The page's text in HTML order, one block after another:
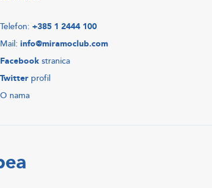
Telefon: +385 1 2444 100
Mail: info@miramoclub.com
Facebook stranica
Twitter profil
O nama